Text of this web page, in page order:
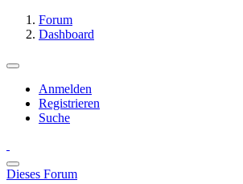
Forum
Dashboard
Anmelden
Registrieren
Suche
Dieses Forum